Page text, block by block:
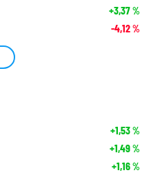
+3,37%
-4,12%
+1,53%
+1,49%
+1,16%